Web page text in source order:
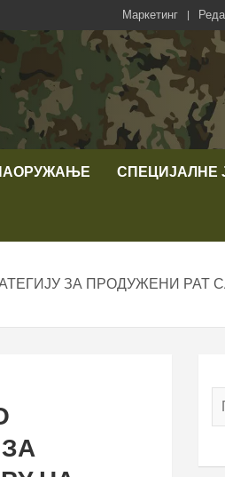
Маркетинг
СПЕЦИЈАЛНЕ
ЗА ПРОДУЖЕНИ РАТ